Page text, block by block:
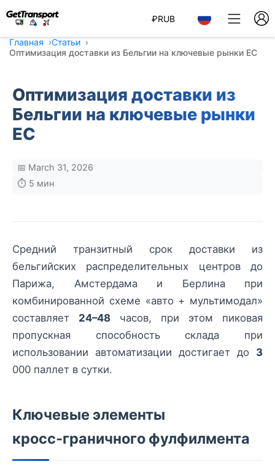
₽RUB
Главная
Статьи
Оптимизация доставки из Бельгии на ключевые рынки ЕС
Оптимизация доставки из
Бельгии на ключевые рынки
ЕС
📅 March 31, 2026
⏱️ 5 мин
Средний транзитный срок доставки из
бельгийских распределительных центров до
Парижа, Амстердама и Берлина при
комбинированной схеме «авто + мультимодал»
составляет 24–48 часов, при этом пиковая
пропускная способность склада при
использовании автоматизации достигает до 3
000 паллет в сутки.
Ключевые элементы
кросс‑граничного фулфилмента